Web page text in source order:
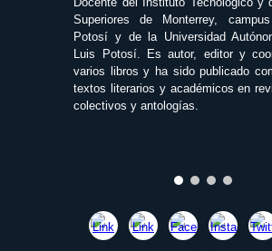
Superiores de Monterrey,
Potosí y de la Universidad
Luis Potosí. Es autor, editor y
varios libros y ha sido publicado
textos literarios y académicos en
colectivos y antologías.